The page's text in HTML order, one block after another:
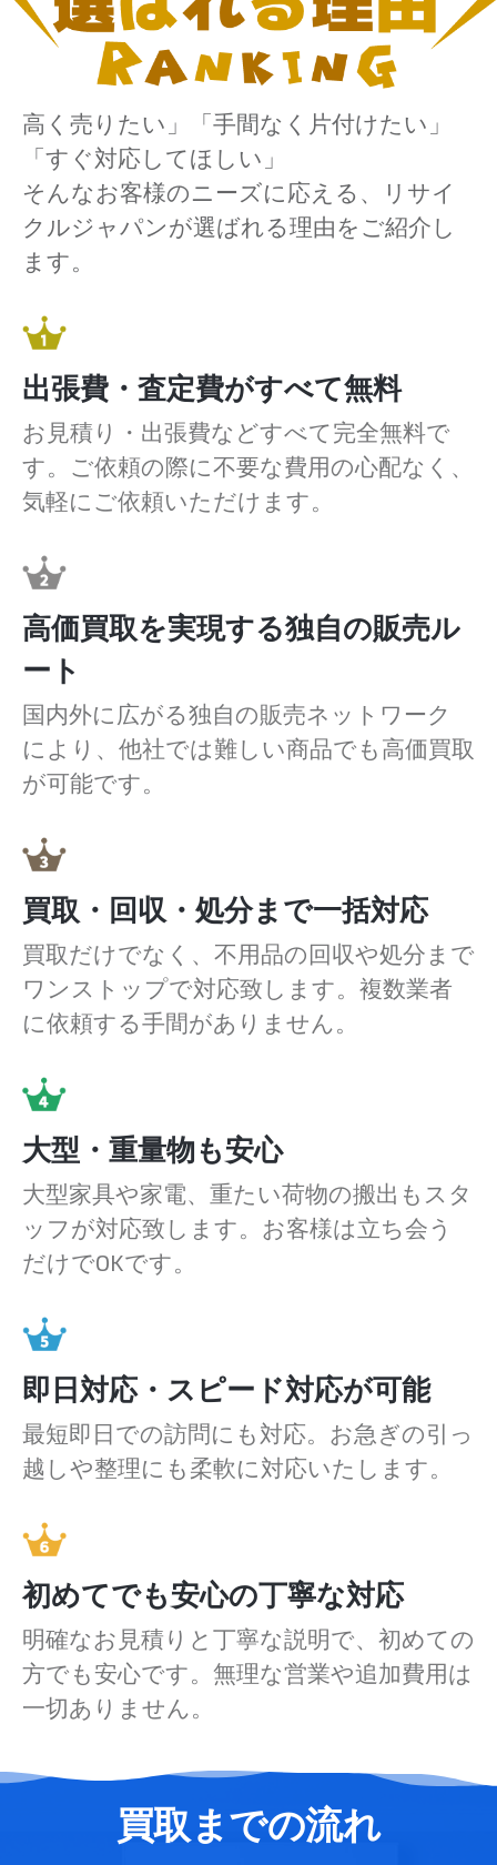
高く売りたい」「手間なく片付けたい」
「すぐ対応してほしい」
そんなお客様のニーズに応える、リサイ
クルジャパンが選ばれる理由をご紹介し
ます。
出張費・査定費がすべて無料
お見積り・出張費などすべて完全無料で
す。ご依頼の際に不要な費用の心配なく、
気軽にご依頼いただけます。
高価買取を実現する独自の販売ル
ート
国内外に広がる独自の販売ネットワーク
により、他社では難しい商品でも高価買取
が可能です。
買取・回収・処分まで一括対応
買取だけでなく、不用品の回収や処分まで
ワンストップで対応致します。複数業者
に依頼する手間がありません。
大型・重量物も安心
大型家具や家電、重たい荷物の搬出もスタ
ッフが対応致します。お客様は立ち会う
だけでOKです。
即日対応・スピード対応が可能
最短即日での訪問にも対応。お急ぎの引っ
越しや整理にも柔軟に対応いたします。
初めてでも安心の丁寧な対応
明確なお見積りと丁寧な説明で、初めての
方でも安心です。無理な営業や追加費用は
一切ありません。
買取までの流れ